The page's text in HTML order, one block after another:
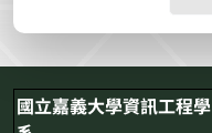
國立嘉義大學資訊工程學